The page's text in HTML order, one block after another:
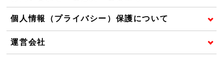
個人情報（プライバシー）保護について
運営会社